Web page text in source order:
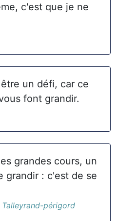
c'est que je ne
un défi, car ce
font grandir.
grandes cours, un
grandir : c'est de se
périgord